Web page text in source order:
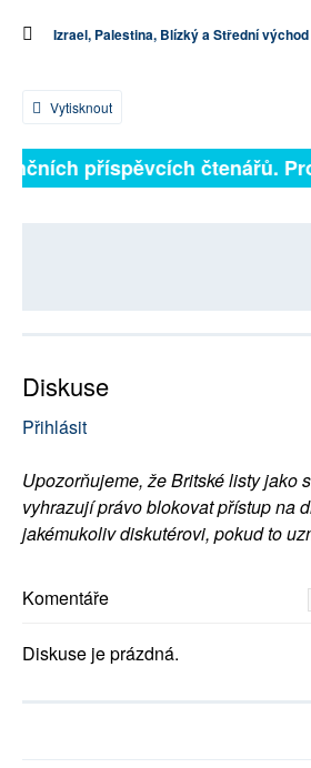
Izrael, Palestina, Blízký a Střední východ
Vytisknout
příspěvcích čtenářů.
Diskuse
Přihlásit
Upozorňujeme, že Britské listy jako
vyhrazují právo blokovat přístup na
jakémukoliv diskutérovi, pokud to
Komentáře
Diskuse je prázdná.